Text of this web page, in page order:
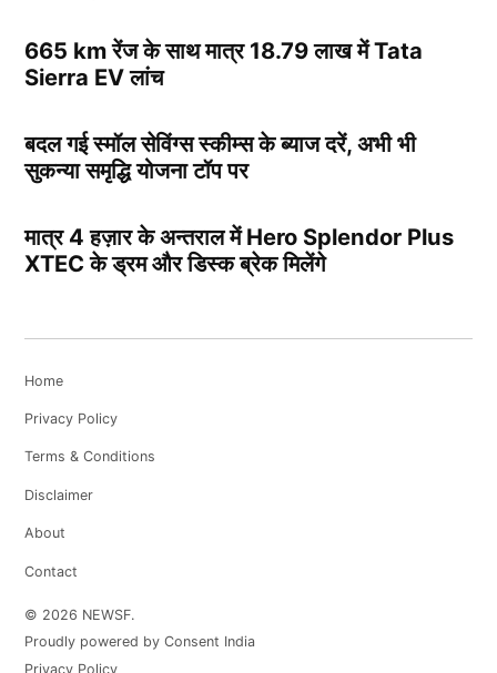
665 km रेंज के साथ मात्र 18.79 लाख में Tata
Sierra EV लांच
बदल गई स्मॉल सेविंग्स स्कीम्स के ब्याज दरें, अभी भी
सुकन्या समृद्धि योजना टॉप पर
मात्र 4 हज़ार के अन्तराल में Hero Splendor Plus
XTEC के ड्रम और डिस्क ब्रेक मिलेंगे
Home
Privacy Policy
Terms & Conditions
Disclaimer
About
Contact
© 2026 NEWSF.
Proudly powered by Consent India
Privacy Policy